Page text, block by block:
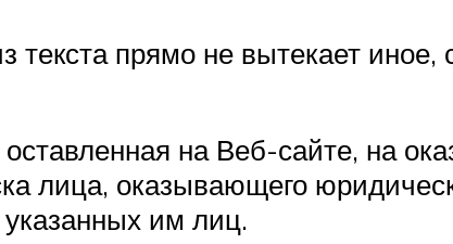
текста прямо не вытекает
на Веб-сайте, на
лица, оказывающего
им лиц.